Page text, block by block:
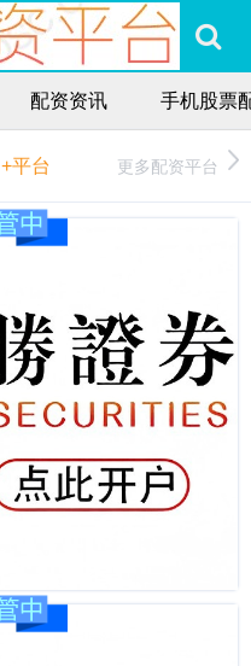
配资资讯 手机股票
+平台 更多配资平台